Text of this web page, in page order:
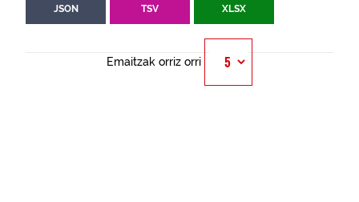
JSON TSV XLSX
Emaitzak orriz orri